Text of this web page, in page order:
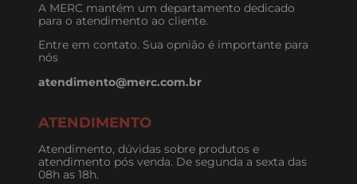
A MERC mantém um departamento dedicado
para o atendimento ao cliente.
Entre em contato. Sua opnião é importante para
nós
atendimento@merc.com.br
ATENDIMENTO
Atendimento, dúvidas sobre produtos e
atendimento pós venda. De segunda a sexta das
08h as 18h.